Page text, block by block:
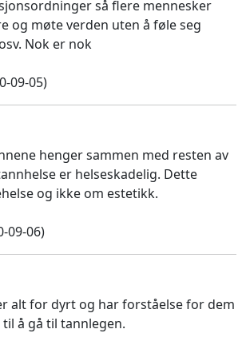
så flere mennesker
og møte verden uten å føle seg
Nok er nok
09-05)
henger sammen med resten av
er helseskadelig. Dette
og ikke om estetikk.
09-06)
alt for dyrt og har forståelse for dem
å gå til tannlegen.